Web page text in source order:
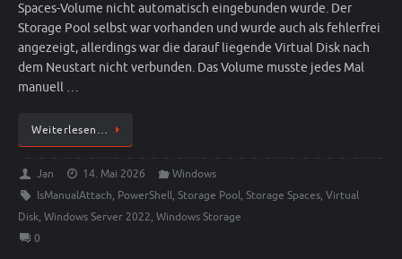
Spaces-Volume nicht automatisch eingebunden wurde. Der
Storage Pool selbst war vorhanden und wurde auch als fehlerfrei
angezeigt, allerdings war die darauf liegende Virtual Disk nach
dem Neustart nicht verbunden. Das Volume musste jedes Mal
manuell …
Weiterlesen…
Jan 14. Mai 2026
Windows
IsManualAttach, PowerShell, Storage Pool, Storage Spaces, Virtual
Disk, Windows Server 2022, Windows Storage
0